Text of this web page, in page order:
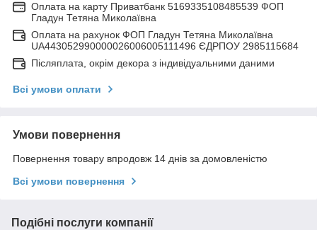
Оплата на карту Приватбанк 5169335108485539 ФОП
Гладун Тетяна Миколаївна
Оплата на рахунок ФОП Гладун Тетяна Миколаївна
UA443052990000026006005111496 ЄДРПОУ 2985115684
Післяплата, окрім декора з індивідуальними даними
Всі умови оплати
Умови повернення
Повернення товару впродовж 14 днів за домовленістю
Всі умови повернення
Подібні послуги компанії